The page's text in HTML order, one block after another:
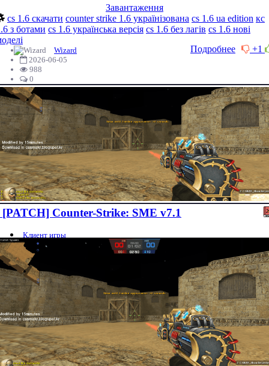
Завантаження
cs 1.6 скачати counter strike 1.6 українізована cs 1.6 ua edition кс
з ботами cs 1.6 українська версія cs 1.6 без лагів cs 1.6 нові
+1
Подробнее
Wizard
2026-06-05
988
0
[PATCH] Counter-Strike: SME v7.1
Клиент игры